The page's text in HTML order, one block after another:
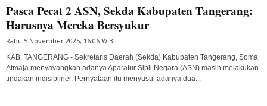
Pasca Pecat 2 ASN, Sekda Kabupaten Tangerang:
Harusnya Mereka Bersyukur
Rabu 5 November 2025, 16:06 WIB
KAB. TANGERANG - Sekretaris Daerah (Sekda) Kabupaten Tangerang, Soma
Atmaja menyayangkan adanya Aparatur Sipil Negara (ASN) masih melakukan
tindakan indisipliner. Pernyataan itu menyusul adanya dua...